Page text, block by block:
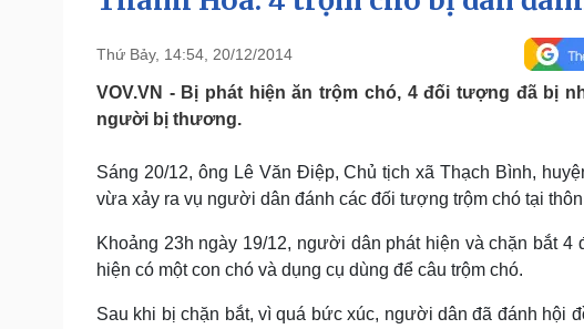
Nhận diện sự thật
Dấu ấn VOV
Pháp luật
Vụ án
Tư vấn luật
Quân sự - Quốc phòng
Phân tích
Thể
Thế
Hậu
Sức khỏe
Dinh dưỡng - món ngon
Đời sống
Nhà đẹp
Blog
Văn
Văn
Thứ Bảy, 14:54, 20/12/2014
VOV.VN - Bị phát hiện ăn trộm chó, 4 đối tượng đã bị
người bị thương.
Sáng 20/12, ông Lê Văn Điệp, Chủ tịch xã Thạch Bình,
vừa xảy ra vụ người dân đánh các đối tượng trộm chó tại
Khoảng 23h ngày 19/12, người dân phát hiện và chặn bắt
hiện có một con chó và dụng cụ dùng để câu trộm chó.
Sau khi bị chặn bắt, vì quá bức xúc, người dân đã đánh hội